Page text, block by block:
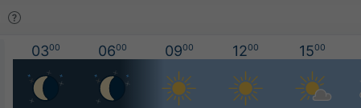
0300 0600 0900 1200 1500